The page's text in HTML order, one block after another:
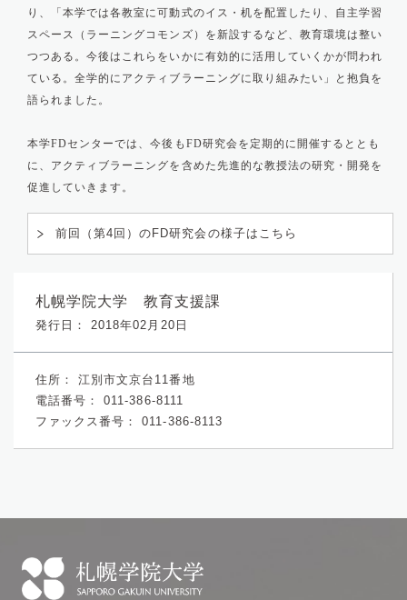
り、「本学では各教室に可動式のイス・机を配置したり、自主学習
スペース（ラーニングコモンズ）を新設するなど、教育環境は整い
つつある。今後はこれらをいかに有効的に活用していくかが問われ
ている。全学的にアクティブラーニングに取り組みたい」と抱負を
語られました。
本学FDセンターでは、今後もFD研究会を定期的に開催するととも
に、アクティブラーニングを含めた先進的な教授法の研究・開発を
促進していきます。
前回（第4回）のFD研究会の様子はこちら
発行日： 2018年02月20日
札幌学院大学 教育支援課
住所：
江別市文京台11番地
電話番号：
011-386-8111
ファックス番号：
011-386-8113